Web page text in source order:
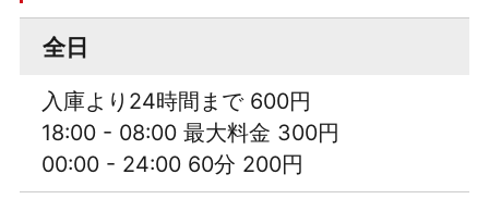
全日
入庫より24時間まで 600円
18:00 - 08:00 最大料金 300円
00:00 - 24:00 60分 200円